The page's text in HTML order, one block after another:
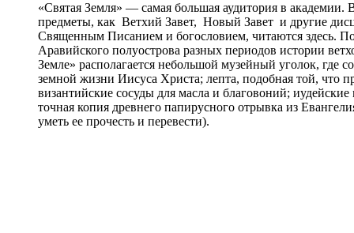
«Святая Земля» — самая большая аудитория в академии.
предметы, как Ветхий Завет, Новый Завет и другие
Священным Писанием и богословием, читаются здесь.
Аравийского полуострова разных периодов истории
Земле» располагается небольшой музейный уголок, где
земной жизни Иисуса Христа; лепта, подобная той, что
византийские сосуды для масла и благовоний;
точная копия древнего папирусного отрывка из
уметь ее прочесть и перевести).